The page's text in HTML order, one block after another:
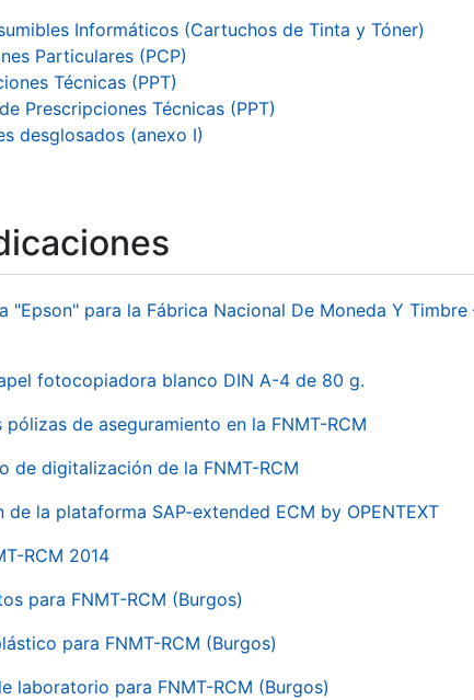
Informáticos (Cartuchos de Tinta y Tóner)
Particulares (PCP)
Técnicas (PPT)
Prescripciones Técnicas (PPT)
desglosados (anexo I)
"Epson" para la Fábrica Nacional De Moneda Y Timbre
fotocopiadora blanco DIN A-4 de 80 g.
de aseguramiento en la FNMT-RCM
de digitalización de la FNMT-RCM
la plataforma SAP-extended ECM by OPENTEXT
RCM 2014
para FNMT-RCM (Burgos)
para FNMT-RCM (Burgos)
laboratorio para FNMT-RCM (Burgos)